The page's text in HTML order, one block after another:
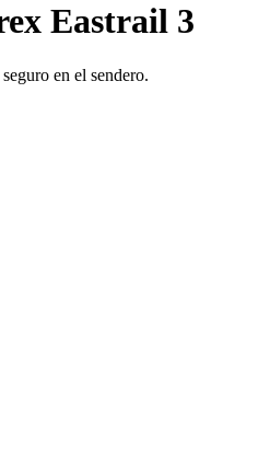
Eastrail 3
en el sendero.